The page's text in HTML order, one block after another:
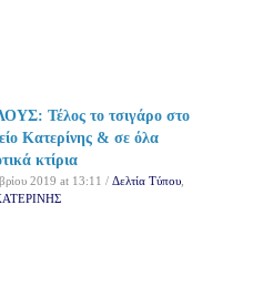
Τέλος το τσιγάρο στο
Κατερίνης & σε όλα
κτίρια
2019 at 13:11 / Δελτία Τύπου